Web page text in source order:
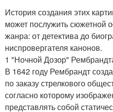
История создания этих
может послужить сюжетной
жанра: от детектива до
ниспровергателя канонов.
1 "Ночной Дозор"
В 1642 году Рембрандт
по заказу стрелкового
согласно которому
представлять собой